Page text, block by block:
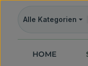
Hauptinhalt springen
Zur Suche springen
Zur
Alle Kategorien
HOME